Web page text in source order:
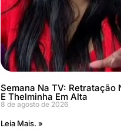
Semana Na TV: Retratação
E Thelminha Em Alta
8 de agosto de 2026
Leia Mais. »